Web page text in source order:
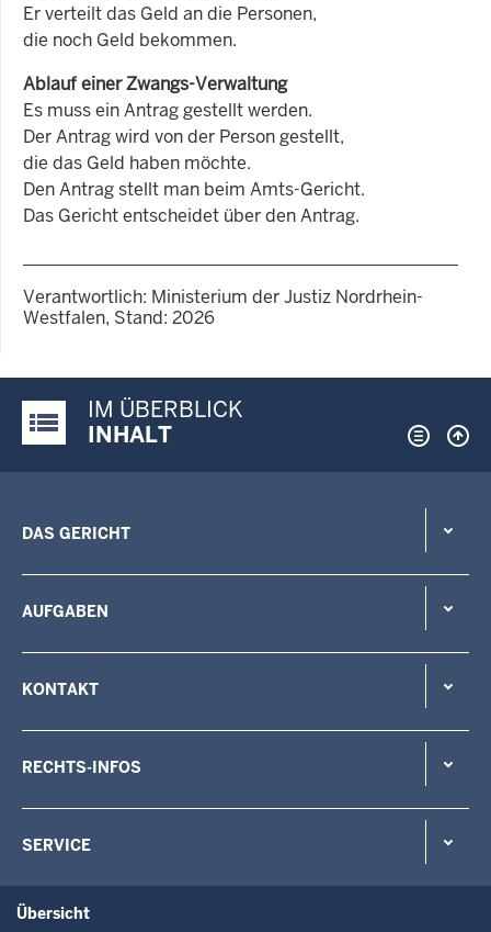
Er verteilt das Geld an die Personen,
die noch Geld bekommen.
Ablauf einer Zwangs-Verwaltung
Es muss ein Antrag gestellt werden.
Der Antrag wird von der Person gestellt,
die das Geld haben möchte.
Den Antrag stellt man beim Amts-Gericht.
Das Gericht entscheidet über den Antrag.
Verantwortlich: Ministerium der Justiz Nordrhein-
Westfalen, Stand: 2026
Justiz-Portal im Überblick:
IM ÜBERBLICK
INHALT
DAS GERICHT
AUFGABEN
KONTAKT
RECHTS-INFOS
SERVICE
Übersicht